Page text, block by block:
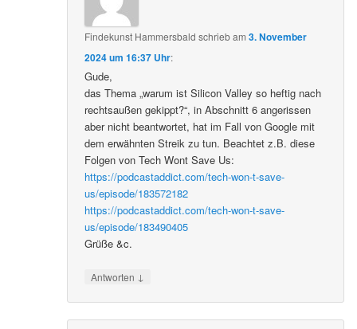
Findekunst Hammersbald schriebam3. November
2024 um 16:37 Uhr:
Gude,
das Thema „warum ist Silicon Valley so heftig nach
rechtsaußen gekippt?“, in Abschnitt 6 angerissen
aber nicht beantwortet, hat im Fall von Google mit
dem erwähnten Streik zu tun. Beachtet z.B. diese
Folgen von Tech Wont Save Us:
https://podcastaddict.com/tech-won-t-save-
us/episode/183572182
https://podcastaddict.com/tech-won-t-save-
us/episode/183490405
Grüße &c.
Antworten ↓